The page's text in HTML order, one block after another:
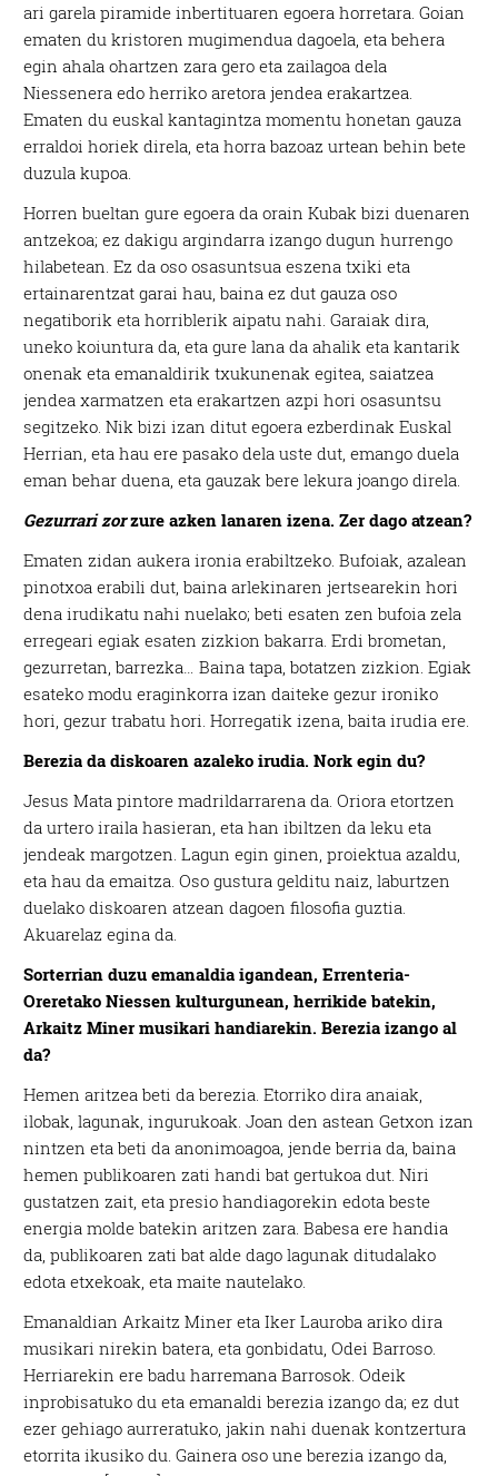
ari garela piramide inbertituaren egoera horretara. Goian
ematen du kristoren mugimendua dagoela, eta behera
egin ahala ohartzen zara gero eta zailagoa dela
Niessenera edo herriko aretora jendea erakartzea.
Ematen du euskal kantagintza momentu honetan gauza
erraldoi horiek direla, eta horra bazoaz urtean behin bete
duzula kupoa.
Horren bueltan gure egoera da orain Kubak bizi duenaren
antzekoa; ez dakigu argindarra izango dugun hurrengo
hilabetean. Ez da oso osasuntsua eszena txiki eta
ertainarentzat garai hau, baina ez dut gauza oso
negatiborik eta horriblerik aipatu nahi. Garaiak dira,
uneko koiuntura da, eta gure lana da ahalik eta kantarik
onenak eta emanaldirik txukunenak egitea, saiatzea
jendea xarmatzen eta erakartzen azpi hori osasuntsu
segitzeko. Nik bizi izan ditut egoera ezberdinak Euskal
Herrian, eta hau ere pasako dela uste dut, emango duela
eman behar duena, eta gauzak bere lekura joango direla.
Gezurrari zorzure azken lanaren izena. Zer dago atzean?
Ematen zidan aukera ironia erabiltzeko. Bufoiak, azalean
pinotxoa erabili dut, baina arlekinaren jertsearekin hori
dena irudikatu nahi nuelako; beti esaten zen bufoia zela
erregeari egiak esaten zizkion bakarra. Erdi brometan,
gezurretan, barrezka… Baina tapa, botatzen zizkion. Egiak
esateko modu eraginkorra izan daiteke gezur ironiko
hori, gezur trabatu hori. Horregatik izena, baita irudia ere.
Berezia da diskoaren azaleko irudia. Nork egin du?
Jesus Mata pintore madrildarrarena da. Oriora etortzen
da urtero iraila hasieran, eta han ibiltzen da leku eta
jendeak margotzen. Lagun egin ginen, proiektua azaldu,
eta hau da emaitza. Oso gustura gelditu naiz, laburtzen
duelako diskoaren atzean dagoen filosofia guztia.
Akuarelaz egina da.
Sorterrian duzu emanaldia igandean, Errenteria-
Oreretako Niessen kulturgunean, herrikide batekin,
Arkaitz Miner musikari handiarekin. Berezia izango al
da?
Hemen aritzea beti da berezia. Etorriko dira anaiak,
ilobak, lagunak, ingurukoak. Joan den astean Getxon izan
nintzen eta beti da anonimoagoa, jende berria da, baina
hemen publikoaren zati handi bat gertukoa dut. Niri
gustatzen zait, eta presio handiagorekin edota beste
energia molde batekin aritzen zara. Babesa ere handia
da, publikoaren zati bat alde dago lagunak ditudalako
edota etxekoak, eta maite nautelako.
Emanaldian Arkaitz Miner eta Iker Lauroba ariko dira
musikari nirekin batera, eta gonbidatu, Odei Barroso.
Herriarekin ere badu harremana Barrosok. Odeik
inprobisatuko du eta emanaldi berezia izango da; ez dut
ezer gehiago aurreratuko, jakin nahi duenak kontzertura
etorrita ikusiko du. Gainera oso une berezia izango da,